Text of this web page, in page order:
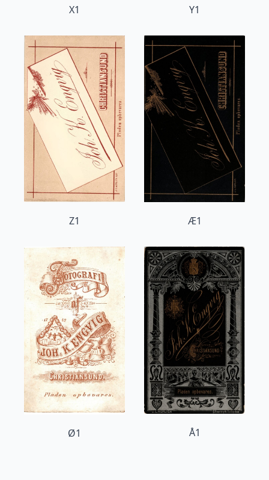
X1 Y1
Z1 Æ1
Ø1 Å1